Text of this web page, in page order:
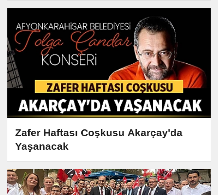
Zafer Haftası Coşkusu Akarçay'da
Yaşanacak